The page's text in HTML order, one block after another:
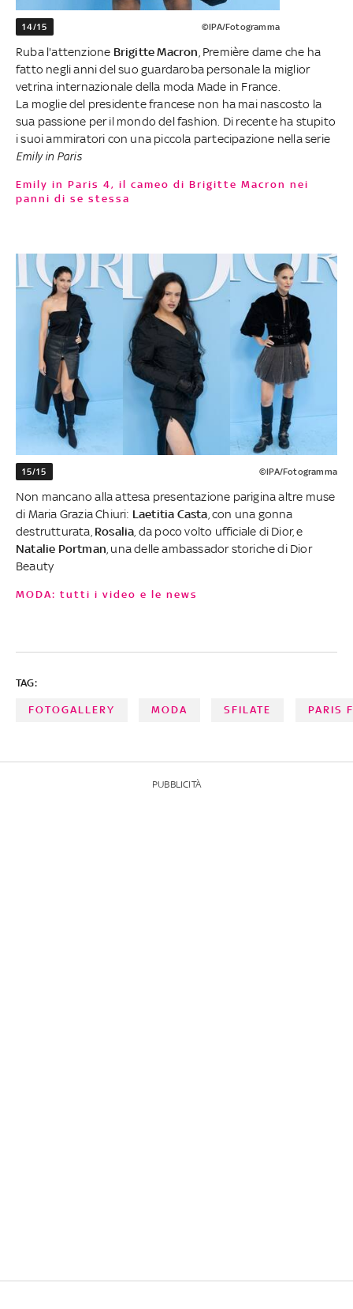
14/15 ©IPA/Fotogramma
Ruba l'attenzione Brigitte Macron , Première dame che ha
fatto negli anni del suo guardaroba personale la miglior
vetrina internazionale della moda Made in France.
La moglie del presidente francese non ha mai nascosto la
sua passione per il mondo del fashion. Di recente ha stupito
i suoi ammiratori con una piccola partecipazione nella serie
Emily in Paris
Emily in Paris 4, il cameo di Brigitte Macron nei
panni di se stessa
15/15 ©IPA/Fotogramma
Non mancano alla attesa presentazione parigina altre muse
di Maria Grazia Chiuri: Laetitia Casta , con una gonna
destrutturata, Rosalia , da poco volto ufficiale di Dior, e
Natalie Portman , una delle ambassador storiche di Dior
Beauty
MODA: tutti i video e le news
TAG:
FOTOGALLERY MODA SFILATE PARIS
PUBBLICITÀ